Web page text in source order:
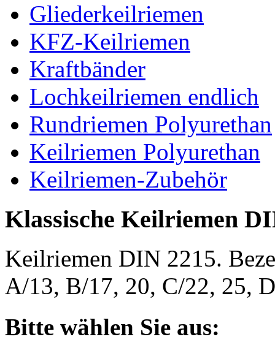
Gliederkeilriemen
KFZ-Keilriemen
Kraftbänder
Lochkeilriemen endlich
Rundriemen Polyurethan
Keilriemen Polyurethan
Keilriemen-Zubehör
Klassische Keilriemen
Keilriemen DIN 2215.
A/13, B/17, 20, C/22, 25,
Bitte wählen Sie aus: